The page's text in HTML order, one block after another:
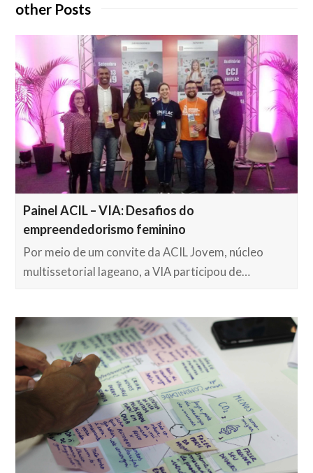
other Posts
Painel ACIL – VIA: Desafios do
empreendedorismo feminino
Por meio de um convite da ACIL Jovem, núcleo
multissetorial lageano, a VIA participou de…